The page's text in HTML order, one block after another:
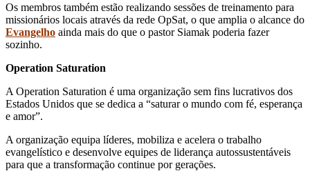
Os membros também estão realizando sessões de treinamento para
missionários locais através da rede OpSat, o que amplia o alcance do
Evangelho ainda mais do que o pastor Siamak poderia fazer
sozinho.
Operation Saturation
A Operation Saturation é uma organização sem fins lucrativos dos
Estados Unidos que se dedica a “saturar o mundo com fé, esperança
e amor”.
A organização equipa líderes, mobiliza e acelera o trabalho
evangelístico e desenvolve equipes de liderança autossustentáveis ​​
para que a transformação continue por gerações.